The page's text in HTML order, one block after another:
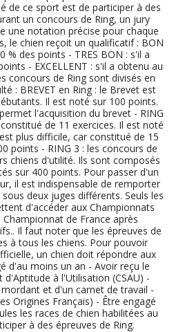
de ce sport est de participer à des
un concours de Ring, un jury
une notation précise pour chaque
le chien reçoit un qualificatif : BON
% des points - TRES BON : s'il a
- EXCELLENT : s'il a obtenu au
concours de Ring sont divisés en
: BREVET en Ring : le Brevet est
Il est noté sur 100 points.
l'acquisition du brevet - RING
de 11 exercices. Il est noté
plus difficile, car constitué de 15
points - RING 3 : les concours de
chiens d'utilité. Ils sont composés
sur 400 points. Pour passer d'un
il est indispensable de remporter
deux juges différents. Seuls les
d'accéder aux Championnats
de France après
Il faut noter que les épreuves de
à tous les chiens. Pour pouvoir
un chien doit répondre aux
d'au moins un an - Avoir reçu le
à l'Utilisation (CSAU) -
et d'un carnet de travail -
Origines Français) - Être engagé
les races de chien habilitées au
à des épreuves de Ring.